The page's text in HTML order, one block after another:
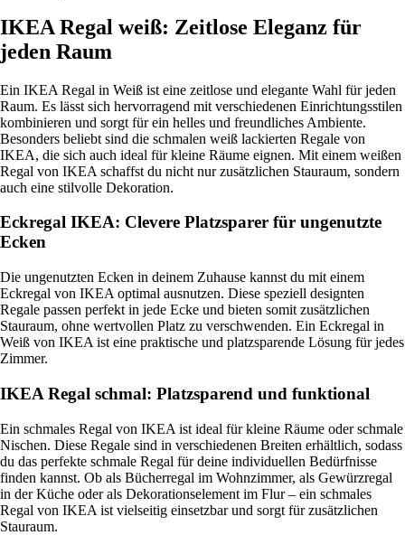
IKEA Regal weiß: Zeitlose Eleganz für
jeden Raum
Ein IKEA Regal in Weiß ist eine zeitlose und elegante Wahl für jeden
Raum. Es lässt sich hervorragend mit verschiedenen Einrichtungsstilen
kombinieren und sorgt für ein helles und freundliches Ambiente.
Besonders beliebt sind die schmalen weiß lackierten Regale von
IKEA, die sich auch ideal für kleine Räume eignen. Mit einem weißen
Regal von IKEA schaffst du nicht nur zusätzlichen Stauraum, sondern
auch eine stilvolle Dekoration.
Eckregal IKEA: Clevere Platzsparer für ungenutzte
Ecken
Die ungenutzten Ecken in deinem Zuhause kannst du mit einem
Eckregal von IKEA optimal ausnutzen. Diese speziell designten
Regale passen perfekt in jede Ecke und bieten somit zusätzlichen
Stauraum, ohne wertvollen Platz zu verschwenden. Ein Eckregal in
Weiß von IKEA ist eine praktische und platzsparende Lösung für jedes
Zimmer.
IKEA Regal schmal: Platzsparend und funktional
Ein schmales Regal von IKEA ist ideal für kleine Räume oder schmale
Nischen. Diese Regale sind in verschiedenen Breiten erhältlich, sodass
du das perfekte schmale Regal für deine individuellen Bedürfnisse
finden kannst. Ob als Bücherregal im Wohnzimmer, als Gewürzregal
in der Küche oder als Dekorationselement im Flur – ein schmales
Regal von IKEA ist vielseitig einsetzbar und sorgt für zusätzlichen
Stauraum.